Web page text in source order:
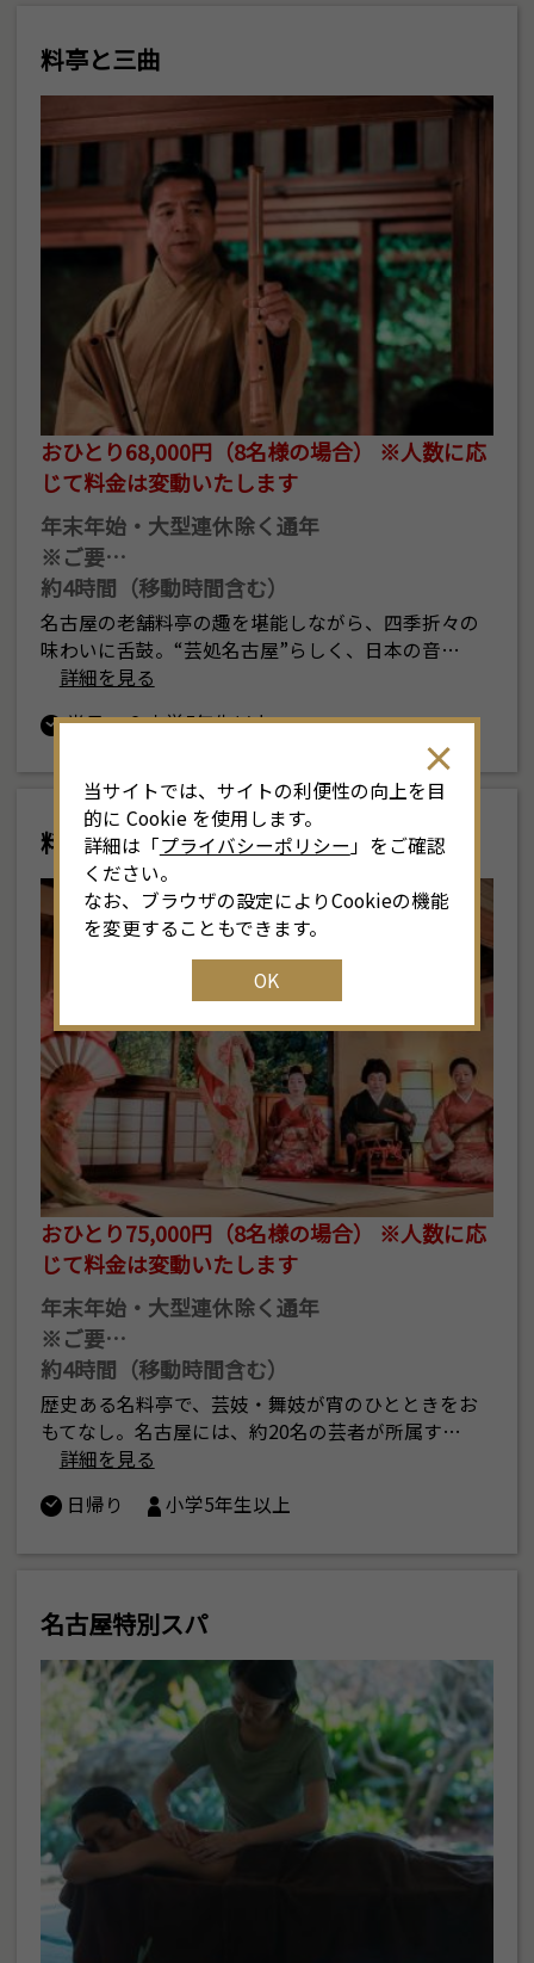
料亭と三曲
おひとり68,000円（8名様の場合） ※人数に応
じて料金は変動いたします
年末年始・大型連休除く通年
※ご要…
約4時間（移動時間含む）
名古屋の老舗料亭の趣を堪能しながら、四季折々の
味わいに舌鼓。“芸処名古屋”らしく、日本の音…
詳細を見る
半日 小学5年生以上
料亭と芸者
おひとり75,000円（8名様の場合） ※人数に応
じて料金は変動いたします
年末年始・大型連休除く通年
※ご要…
約4時間（移動時間含む）
歴史ある名料亭で、芸妓・舞妓が宵のひとときをお
もてなし。名古屋には、約20名の芸者が所属す…
詳細を見る
日帰り
小学5年生以上
名古屋特別スパ
当サイトでは、サイトの利便性の向上を目
的に Cookie を使用します。
詳細は「プライバシーポリシー 」をご確認
ください。
なお、ブラウザの設定によりCookieの機能
を変更することもできます。
OK